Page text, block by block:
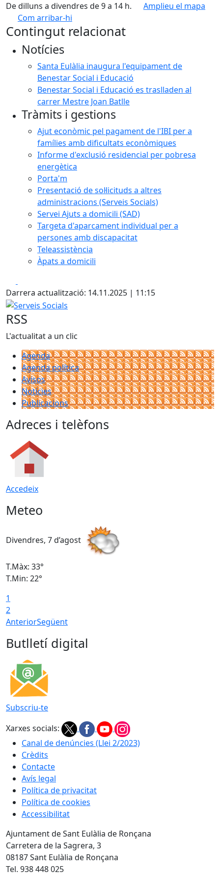
De dilluns a divendres de 9 a 14 h.
Amplieu el mapa
Com arribar-hi
+
Contingut relacionat
Notícies
Santa Eulàlia inaugura l'equipament de
Benestar Social i Educació
Benestar Social i Educació es traslladen al
carrer Mestre Joan Batlle
Tràmits i gestions
Ajut econòmic pel pagament de l'IBI per a
famílies amb dificultats econòmiques
Informe d'exclusió residencial per pobresa
energètica
Porta'm
Presentació de sol·licituds a altres
administracions (Serveis Socials)
Servei Ajuts a domicili (SAD)
Targeta d'aparcament individual per a
persones amb discapacitat
Teleassistència
Àpats a domicili
Darrera actualització: 14.11.2025 | 11:15
Serveis Socials
RSS
L'actualitat a un clic
Agenda
Agenda política
Avisos
Notícies
Publicacions
Adreces i telèfons
Accedeix
Meteo
Divendres, 7 d’agost
T.Màx: 33°
T.Min: 22°
1
2
AnteriorSegüent
Butlletí digital
Subscriu-te
Xarxes socials:
Canal de denúncies (Llei 2/2023)
Crèdits
Contacte
Avís legal
Política de privacitat
Política de cookies
Accessibilitat
Ajuntament de Sant Eulàlia de Ronçana
Carretera de la Sagrera, 3
08187 Sant Eulàlia de Ronçana
Tel. 938 448 025